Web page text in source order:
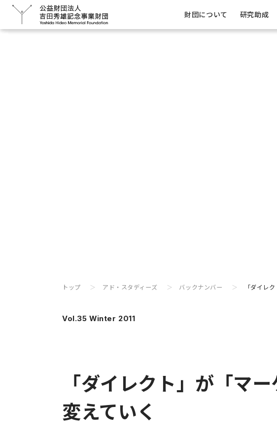
財団について
事業内容 研究助成
研究助成 助成研究吉田秀雄賞
トップ アド・スタディーズ バックナンバー 「ダイレ
Vol.35 Winter 2011
「ダイレクト」が「マ
変えていく